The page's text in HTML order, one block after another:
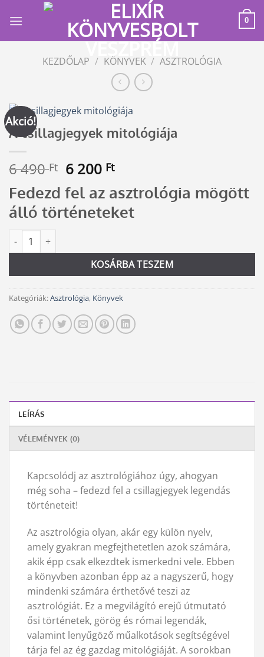
0
KEZDŐLAP / KÖNYVEK / ASZTROLÓGIA
Akció!
A csillagjegyek mitológiája
6 490Ft Original
price
was:
6
6 200 FtCurrent
is:
6
Fedezd fel az asztrológia mögött
álló történeteket
A csillagjegyek mitológiája mennyiség
KOSÁRBA TESZEM
Alternative:
Kategóriák:Asztrológia, Könyvek
LEÍRÁS
VÉLEMÉNYEK (0)
Kapcsolódj az asztrológiához úgy, ahogyan
még soha – fedezd fel a csillagjegyek legendás
történeteit!
Az asztrológia olyan, akár egy külön nyelv,
amely gyakran megfejthetetlen azok számára,
akik épp csak elkezdtek ismerkedni vele. Ebben
a könyvben azonban épp az a nagyszerű, hogy
mindenki számára érthetővé teszi az
asztrológiát. Ez a megvilágító erejű útmutató
ősi történetek, görög és római legendák,
valamint lenyűgöző műalkotások segítségével
tárja fel az ég gazdag mitológiáját. A sorokban